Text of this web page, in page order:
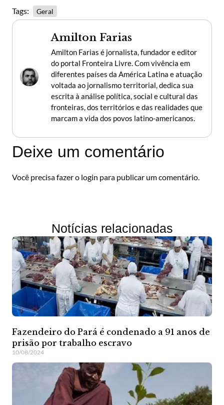
Tags: Geral
Amilton Farias
Amilton Farias é jornalista, fundador e editor
do portal Fronteira Livre. Com vivência em
diferentes países da América Latina e atuação
voltada ao jornalismo territorial, dedica sua
escrita à análise política, social e cultural das
fronteiras, dos territórios e das realidades que
marcam a vida dos povos latino-americanos.
Deixe um comentário
Você precisa fazer o login para publicar um comentário.
Notícias relacionadas
Fazendeiro do Pará é condenado a 91 anos de
prisão por trabalho escravo
10/08/2024